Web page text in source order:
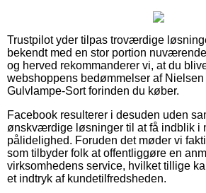
Trustpilot yder tilpas troværdige
bekendt med en stor portion
og herved rekommanderer vi, at du
webshoppens bedømmelser af
Gulvlampe-Sort forinden du køber.
Facebook resulterer i desuden uden
ønskværdige løsninger til at få indblik i
pålidelighed. Foruden det møder vi
som tilbyder folk at offentliggøre en
virksomhedens service, hvilket tillige
et indtryk af kundetilfredsheden.